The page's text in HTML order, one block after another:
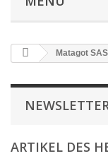
Matagot SAS
ARTIKEL DES